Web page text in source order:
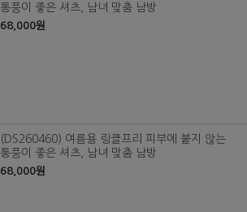
통풍이 좋은 셔츠, 남녀 맞춤 남방
68,000원
(DS260460) 여름용 링클프리 피부에 붙지 않는
통풍이 좋은 셔츠, 남녀 맞춤 남방
68,000원